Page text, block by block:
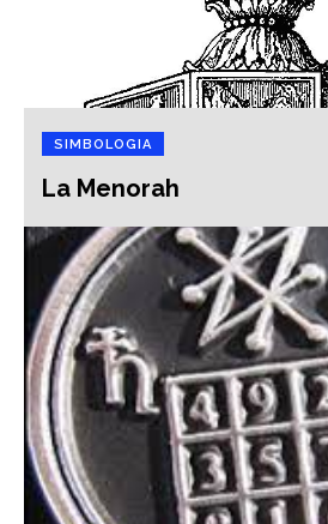
SIMBOLOGIA
La Menorah